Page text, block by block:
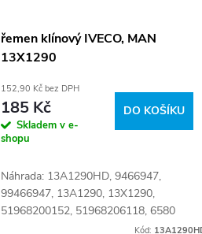
řemen klínový IVECO, MAN
13X1290
152,90 Kč bez DPH
185 Kč
Skladem v e-
shopu
DO KOŠÍKU
Náhrada: 13A1290HD, 9466947,
99466947, 13A1290, 13X1290,
51968200152, 51968206118, 6580
722 331, 6580722331 Číslo karty:
Kód: